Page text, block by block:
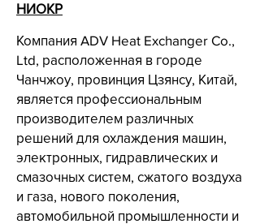
НИОКР
Компания ADV Heat Exchanger Co.,
Ltd, расположенная в городе
Чанчжоу, провинция Цзянсу, Китай,
является профессиональным
производителем различных
решений для охлаждения машин,
электронных, гидравлических и
смазочных систем, сжатого воздуха
и газа, нового поколения,
автомобильной промышленности и